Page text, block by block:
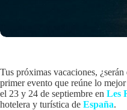
Tus próximas vacaciones,
primer evento que reúne lo
el 23 y 24 de septiembre en Les
hotelera y turística de España.